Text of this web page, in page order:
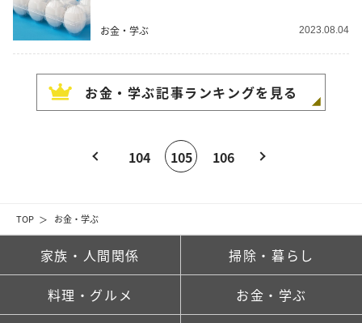
TOP お金・学ぶ
お金・学ぶ 2023.08.04
お金・学ぶ記事ランキングを見る
104 105 106
家族・人間関係 掃除・暮らし
料理・グルメ お金・学ぶ